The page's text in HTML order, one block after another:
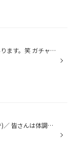
私。好きなものが結構あります。笑 ガチャガチャ。たまらなく好きです。 先日ドンキホーテさんにて手に入れました。 有名なポテトチップスのキーホルダー＼(^o^)／ そして食べたくなって ポテチ買いました。笑 クオリティー高いガチャガチャは たまらんです＼(^o^)／笑 右が本物、左がキーホルダー...
ひいたみたいです＼(^o^)／ 皆さんは体調大丈夫ですか？ こんな日は暖かくして ごろごろしたいです(´ﾟдﾟ｀)笑 結構暇な時、私は漫画読んだり してるんですが 最近の漫画はついていけないので 中途半端な年代の漫画読んでます。笑 最近大人になったので 大人買い、しようか悩んでます。笑 気になって...